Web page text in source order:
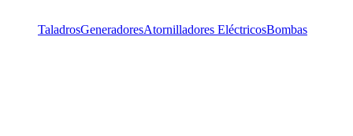
TaladrosGeneradoresAtornilladores EléctricosBombas